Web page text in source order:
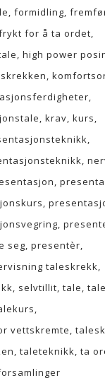
formidling
for å ta ordet
high power
krav kurs
seg presentèr
taleskrekk
selvtillit tale
vettskremte
taleteknikk ta